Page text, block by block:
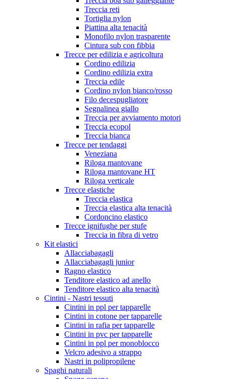
Treccia reti
Tortiglia nylon
Piattina alta tenacità
Monofilo nylon trasparente
Cintura sub con fibbia
Trecce per edilizia e agricoltura
Cordino edilizia
Cordino edilizia extra
Treccia edile
Cordino nylon bianco/rosso
Filo decespugliatore
Segnalinea giallo
Treccia per avviamento motori
Treccia ecopol
Treccia bianca
Trecce per tendaggi
Veneziana
Riloga mantovane
Riloga mantovane HT
Riloga verticale
Trecce elastiche
Treccia elastica
Treccia elastica alta tenacità
Cordoncino elastico
Trecce ignifughe per stufe
Treccia in fibra di vetro
Kit elastici
Allacciabagagli
Allacciabagagli junior
Ragno elastico
Tenditore elastico ad anello
Tenditore elastico alta tenacità
Cintini - Nastri tessuti
Cintini in ppl per tapparelle
Cintini in cotone per tapparelle
Cintini in rafia per tapparelle
Cintini in pvc per tapparelle
Cintini in ppl per monoblocco
Velcro adesivo a strappo
Nastri in polipropilene
Spaghi naturali